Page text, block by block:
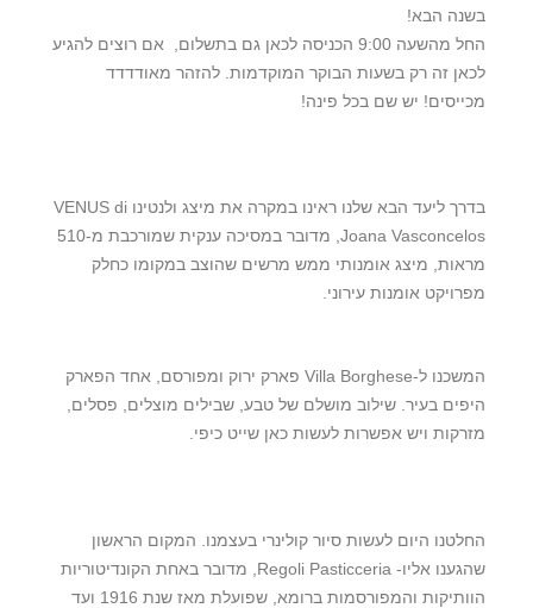
בשנה הבא!
החל מהשעה 9:00 הכניסה לכאן גם בתשלום, אם רוצים להגיע
לכאן זה רק בשעות הבוקר המוקדמות. להזהר מאודדדד
מכייסים! יש שם בכל פינה!
בדרך ליעד הבא שלנו ראינו במקרה את מיצג ולנטינו VENUS di
Joana Vasconcelos, מדובר במסיכה ענקית שמורכבת מ-510
מראות, מיצג אומנותי ממש מרשים שהוצב במקומו כחלק
מפרויקט אומנות עירוני.
המשכנו ל-Villa Borghese פארק ירוק ומפורסם, אחד הפארק
היפים בעיר. שילוב מושלם של טבע, שבילים מוצלים, פסלים,
מזרקות ויש אפשרות לעשות כאן שייט כיפי.
החלטנו היום לעשות סיור קולינרי בעצמנו. המקום הראשון
שהגענו אליו- Regoli Pasticceria, מדובר באחת הקונדיטוריות
הוותיקות והמפורסמות ברומא, שפועלת מאז שנת 1916 ועד